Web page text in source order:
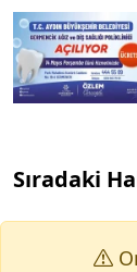
Sıradaki